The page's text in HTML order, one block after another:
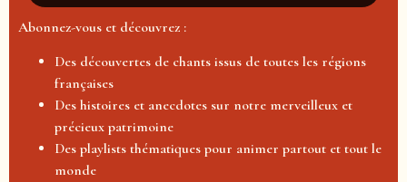
Abonnez-vous et découvrez :
Des découvertes de chants issus de toutes les régions
françaises
Des histoires et anecdotes sur notre merveilleux et
précieux patrimoine
Des playlists thématiques pour animer partout et tout le
monde